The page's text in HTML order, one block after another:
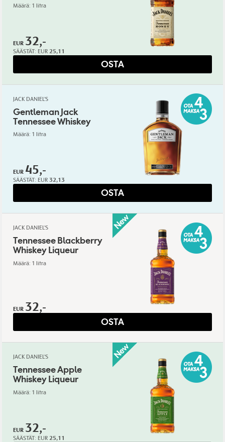
Määrä: 1 litra
EUR 32,-
SÄÄSTÄT: EUR 25,11
OSTA
JACK DANIEL'S
Gentleman Jack
Tennessee Whiskey
Määrä: 1 litra
EUR 45,-
SÄÄSTÄT: EUR 32,13
OSTA
JACK DANIEL'S
Tennessee Blackberry
Whiskey Liqueur
Määrä: 1 litra
EUR 32,-
OSTA
JACK DANIEL'S
Tennessee Apple
Whiskey Liqueur
Määrä: 1 litra
EUR 32,-
SÄÄSTÄT: EUR 25,11